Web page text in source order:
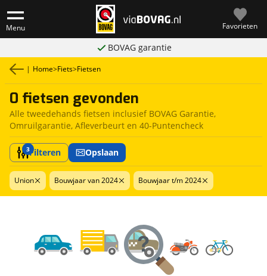
Menu Favorieten
BOVAG garantie
| Home>Fiets>Fietsen
0 fietsen gevonden
Alle tweedehands fietsen inclusief BOVAG Garantie,
Omruilgarantie, Afleverbeurt en 40-Puntencheck
3Filteren Opslaan
Union Bouwjaar van 2024 Bouwjaar t/m 2024